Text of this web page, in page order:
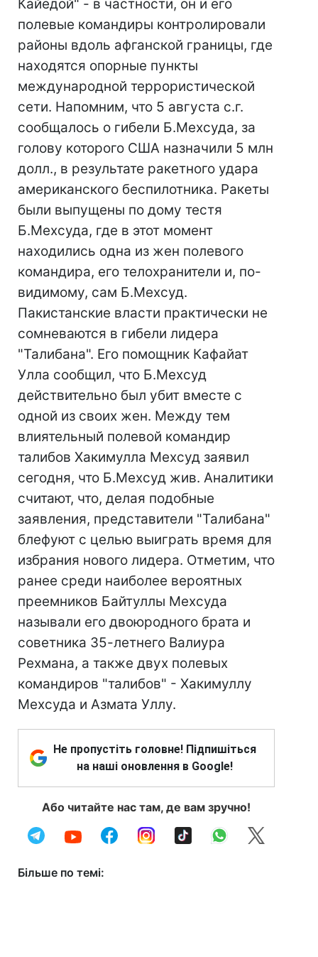
Кайедой" - в частности, он и его
полевые командиры контролировали
районы вдоль афганской границы, где
находятся опорные пункты
международной террористической
сети. Напомним, что 5 августа с.г.
сообщалось о гибели Б.Мехсуда, за
голову которого США назначили 5 млн
долл., в результате ракетного удара
американского беспилотника. Ракеты
были выпущены по дому тестя
Б.Мехсуда, где в этот момент
находились одна из жен полевого
командира, его телохранители и, по-
видимому, сам Б.Мехсуд.
Пакистанские власти практически не
сомневаются в гибели лидера
"Талибана". Его помощник Кафайат
Улла сообщил, что Б.Мехсуд
действительно был убит вместе с
одной из своих жен. Между тем
влиятельный полевой командир
талибов Хакимулла Мехсуд заявил
сегодня, что Б.Мехсуд жив. Аналитики
считают, что, делая подобные
заявления, представители "Талибана"
блефуют с целью выиграть время для
избрания нового лидера. Отметим, что
ранее среди наиболее вероятных
преемников Байтуллы Мехсуда
называли его двоюродного брата и
советника 35-летнего Валиура
Рехмана, а также двух полевых
командиров "талибов" - Хакимуллу
Мехсуда и Азмата Уллу.
Не пропустіть головне! Підпишіться
на наші оновлення в Google!
Або читайте нас там, де вам зручно!
Більше по темі: